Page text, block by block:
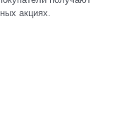
акциях.